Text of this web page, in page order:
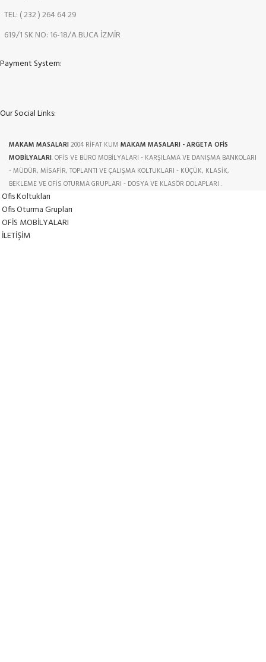
TEL: ( 232 ) 264 64 29
619/1 SK NO: 16-18/A BUCA İZMİR
Payment System:
Our Social Links:
MAKAM MASALARI 2004 RİFAT KUM MAKAM MASALARI - ARGETA OFİS
MOBİLYALARI. OFİS VE BÜRO MOBİLYALARI - KARŞILAMA VE DANIŞMA BANKOLARI
- MÜDÜR, MİSAFİR, TOPLANTI VE ÇALIŞMA KOLTUKLARI - KÜÇÜK, KLASİK,
BEKLEME VE OFİS OTURMA GRUPLARI - DOSYA VE KLASÖR DOLAPLARI .
Ofis Koltukları
Ofis Oturma Grupları
OFİS MOBİLYALARI
İLETİŞİM